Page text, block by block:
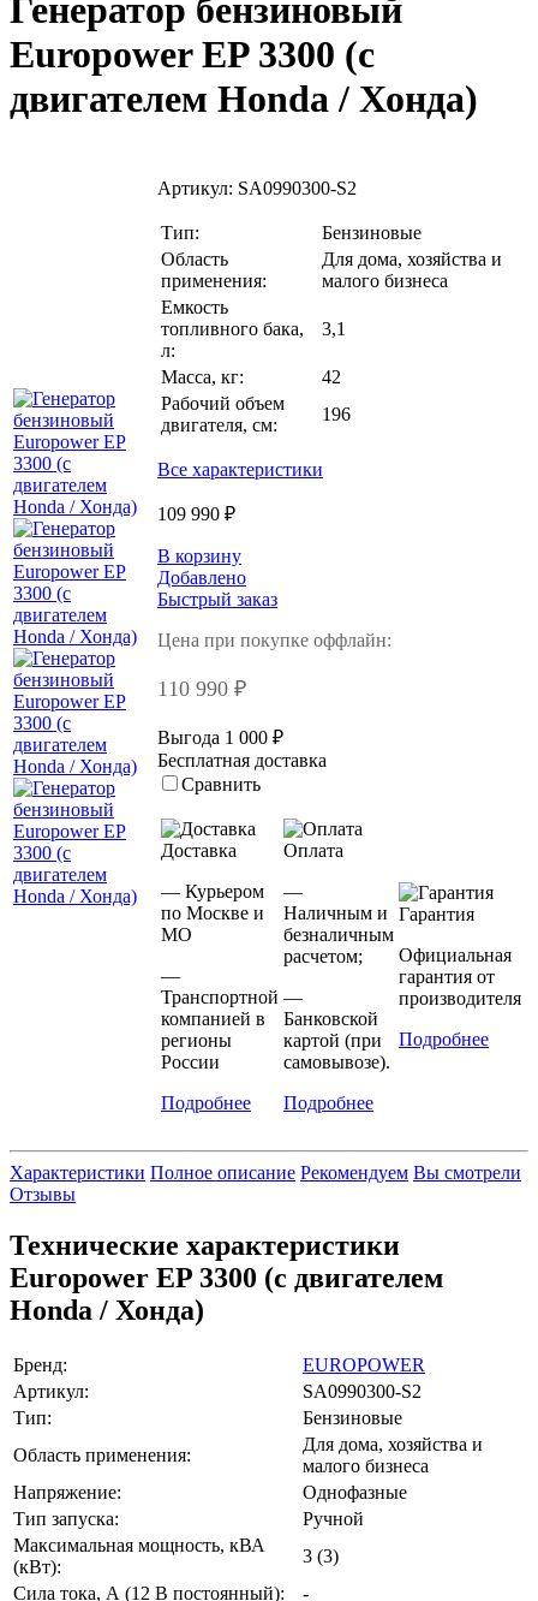
Генератор бензиновый
Europower EP 3300 (c
двигателем Honda / Хонда)
Артикул: SA0990300-S2
Тип:
Бензиновые
Область
применения:
Для дома, хозяйства и
малого бизнеса
Емкость
топливного бака,
л:
3,1
Масса, кг:
42
Рабочий объем
двигателя, см:
196
Все характеристики
109 990 ₽
В корзину
Добавлено
Быстрый заказ
Цена при покупке оффлайн:
110 990 ₽
Выгода 1 000 ₽
Бесплатная доставка
Сравнить
Доставка
— Курьером
по Москве и
МО
—
Транспортной
компанией в
регионы
России
Подробнее
Оплата
—
Наличным и
безналичным
расчетом;
—
Банковской
картой (при
самовывозе).
Подробнее
Гарантия
Официальная
гарантия от
производителя
Подробнее
Характеристики Полное описание Рекомендуем Вы смотрели
Отзывы
Технические характеристики
Europower EP 3300 (c двигателем
Honda / Хонда)
Бренд:
EUROPOWER
Артикул:
SA0990300-S2
Тип:
Бензиновые
Область применения:
Для дома, хозяйства и
малого бизнеса
Напряжение:
Однофазные
Тип запуска:
Ручной
Максимальная мощность, кВА
(кВт):
3 (3)
Сила тока, А (12 В постоянный):
-